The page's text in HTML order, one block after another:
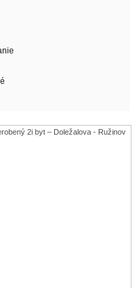
2i byt – Doležalova - Ružinov